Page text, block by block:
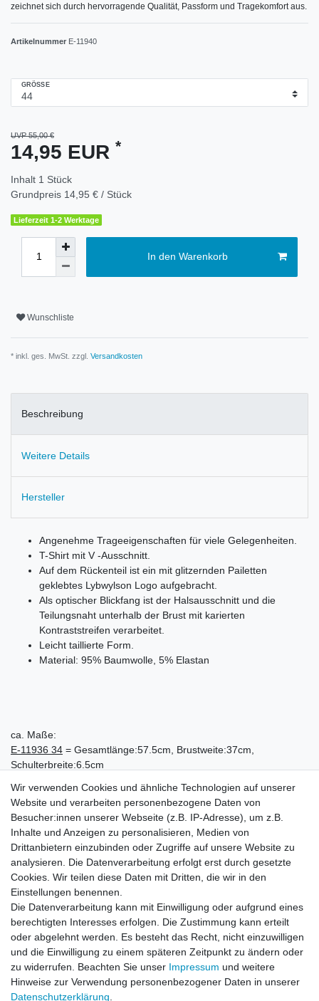
zeichnet sich durch hervorragende Qualität, Passform und Tragekomfort aus.
Artikelnummer E-11940
GRÖSSE
UVP 55,00 €
14,95 EUR *
Inhalt 1 Stück
Grundpreis 14,95 € / Stück
Lieferzeit 1-2 Werktage
In den Warenkorb
Wunschliste
* inkl. ges. MwSt. zzgl. Versandkosten
Beschreibung
Weitere Details
Hersteller
Angenehme Trageeigenschaften für viele Gelegenheiten.
T-Shirt mit V -Ausschnitt.
Auf dem Rückenteil ist ein mit glitzernden Pailetten
geklebtes Lybwylson Logo aufgebracht.
Als optischer Blickfang ist der Halsausschnitt und die
Teilungsnaht unterhalb der Brust mit karierten
Kontraststreifen verarbeitet.
Leicht taillierte Form.
Material: 95% Baumwolle, 5% Elastan
ca. Maße:
E-11936 34 = Gesamtlänge:57.5cm, Brustweite:37cm,
Schulterbreite:6.5cm
Schulterbreite:7.5cm
E-11938 40= Gesamtlänge:59.5cm, Brustweite:42.5cm,
Schulterbreite:8cm
E-11939 42 = Gesamtlänge:59.5cm, Brustweite:43.5cm,
Schulterbreite:8cm
E-11940 44= Gesamtlänge:62cm, Brustweite:47cm,
Schulterbreite:8cm
Wir verwenden Cookies und ähnliche Technologien auf unserer
Website und verarbeiten personenbezogene Daten von
Besucher:innen unserer Webseite (z.B. IP-Adresse), um z.B.
Inhalte und Anzeigen zu personalisieren, Medien von
Drittanbietern einzubinden oder Zugriffe auf unsere Website zu
analysieren. Die Datenverarbeitung erfolgt erst durch gesetzte
Cookies. Wir teilen diese Daten mit Dritten, die wir in den
Einstellungen benennen.
Die Datenverarbeitung kann mit Einwilligung oder aufgrund eines
berechtigten Interesses erfolgen. Die Zustimmung kann erteilt
oder abgelehnt werden. Es besteht das Recht, nicht einzuwilligen
und die Einwilligung zu einem späteren Zeitpunkt zu ändern oder
zu widerrufen. Beachten Sie unser Impressum und weitere
Hinweise zur Verwendung personenbezogener Daten in unserer
Daten­schutz­erklärung